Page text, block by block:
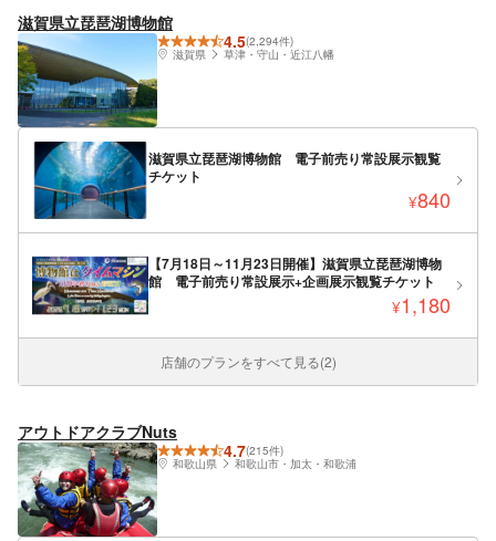
滋賀県立琵琶湖博物館
4.5(2,294件)
滋賀県
草津・守山・近江八幡
滋賀県立琵琶湖博物館 電子前売り常設展示観覧
チケット
¥840
【7月18日～11月23日開催】滋賀県立琵琶湖博物
館 電子前売り常設展示+企画展示観覧チケット
¥1,180
店舗のプランをすべて見る(2)
アウトドアクラブNuts
4.7(215件)
和歌山県
和歌山市・加太・和歌浦